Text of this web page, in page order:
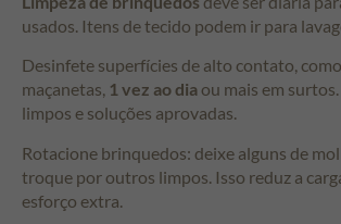
usados. Itens de tecido podem ir para
Desinfete superfícies de alto contato,
maçanetas, 1 vez ao dia ou mais em
limpos e soluções aprovadas.
Rotacione brinquedos: deixe alguns de
troque por outros limpos. Isso reduz a
esforço extra.